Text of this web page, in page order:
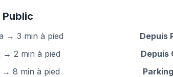
→ 3 min à pied
→ 2 min à pied
8 min à pied
Depuis
Depuis